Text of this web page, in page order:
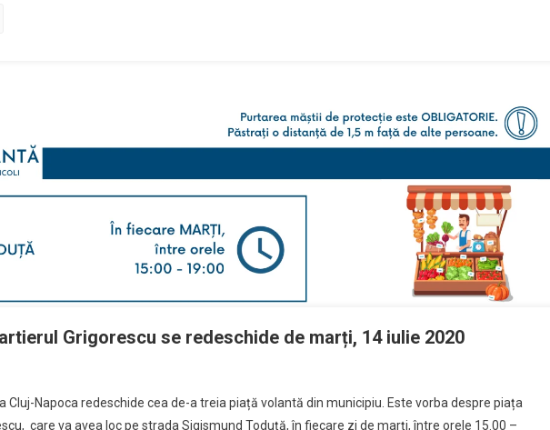
Grigorescu se redeschide de marți, 14 iulie 2020
Cluj-Napoca redeschide cea de-a treia piață volantă din municipiu. Este vorba despre piața
care va avea loc pe strada Sigismund Toduță, în fiecare zi de marți, între orele 15.00 –